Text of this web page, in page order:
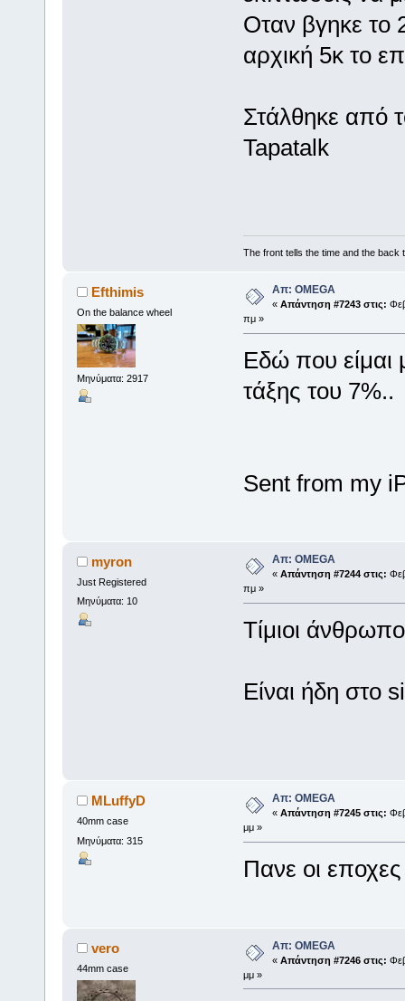
Οταν βγηκε το
αρχική 5κ το
Στάλθηκε από
Tapatalk
The front tells the time and the back
Efthimis
On the balance wheel
Μηνύματα: 2917
Απ: OMEGA
« Απάντηση #7243 στις:
πμ »
Εδώ που είμαι
τάξης του 7%..
Sent from my
myron
Just Registered
Μηνύματα: 10
Απ: OMEGA
« Απάντηση #7244 στις:
πμ »
Τίμιοι
Είναι ήδη στο
MLuffyD
40mm case
Μηνύματα: 315
Απ: OMEGA
« Απάντηση #7245 στις:
μμ »
Πανε οι
vero
44mm case
Απ: OMEGA
« Απάντηση #7246 στις:
μμ »